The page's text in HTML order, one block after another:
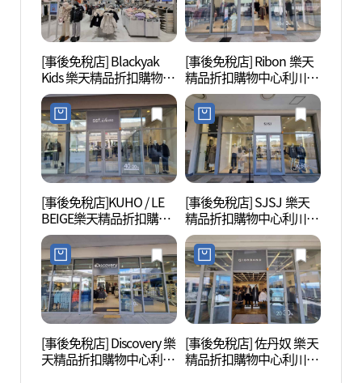
[事後免稅店] Blackyak
Kids 樂天精品折扣購物中
心利川店(블랙야크키즈
롯데프리미엄아울렛 이
천점)
[事後免稅店] Ribon 樂天
精品折扣購物中心利川店
(리본 롯데프리미엄아울
렛 이천점)
[事後免稅店]KUHO / LE
BEIGE樂天精品折扣購物
中心利川店(구호/르베이
지 롯데프리미엄아울렛
이천점)
[事後免稅店] SJSJ 樂天
精品折扣購物中心利川店
(SJSJ 롯데프리미엄아울
렛 이천점)
[事後免稅店] Discovery 樂
天精品折扣購物中心利川
[事後免稅店] 佐丹奴 樂天
精品折扣購物中心利川店